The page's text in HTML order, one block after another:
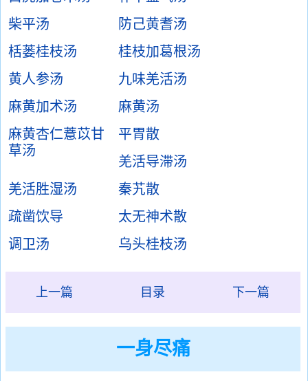
柴平汤
防己黄耆汤
栝蒌桂枝汤
桂枝加葛根汤
黄人参汤
九味羌活汤
麻黄加术汤
麻黄汤
麻黄杏仁薏苡甘
草汤
平胃散
羌活导滞汤
羌活胜湿汤
秦艽散
疏凿饮导
太无神术散
调卫汤
乌头桂枝汤
上一篇 目录 下一篇
一身尽痛